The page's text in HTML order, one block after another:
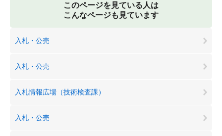
このページを見ている人は
こんなページも見ています
入札・公売
入札・公売
入札情報広場（技術検査課）
入札・公売